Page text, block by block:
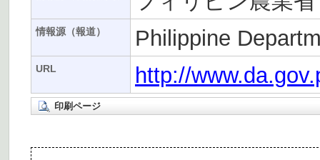
情報源（報道） Philippine
URL http://
印刷ページ